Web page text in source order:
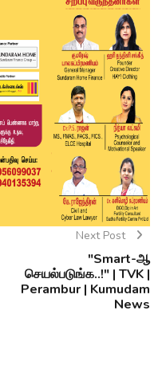
Next Post
"Smart-ஆ
செயல்படுங்க..!" | TVK |
Perambur | Kumudam
News